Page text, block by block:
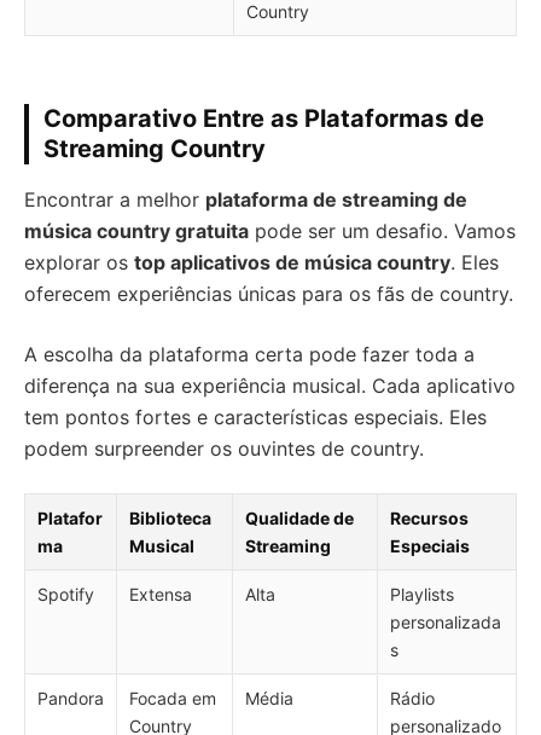
Country
Comparativo Entre as Plataformas de
Streaming Country
Encontrar a melhor plataforma de streaming de
música country gratuita pode ser um desafio. Vamos
explorar os top aplicativos de música country. Eles
oferecem experiências únicas para os fãs de country.
A escolha da plataforma certa pode fazer toda a
diferença na sua experiência musical. Cada aplicativo
tem pontos fortes e características especiais. Eles
podem surpreender os ouvintes de country.
Platafor
ma
Biblioteca
Musical
Qualidade de
Streaming
Recursos
Especiais
Spotify Extensa Alta
Playlists
personalizada
s
Pandora
Focada em
Country
Média
Rádio
personalizado